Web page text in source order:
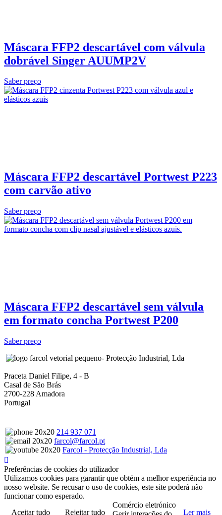
Máscara FFP2 descartável com válvula
dobrável Singer AUUMP2V
Saber preço
Máscara FFP2 descartável Portwest P223
com carvão ativo
Saber preço
Máscara FFP2 descartável sem válvula
em formato concha Portwest P200
Saber preço
- Protecção Industrial, Lda
Praceta Daniel Filipe, 4 - B
Casal de São Brás
2700-228 Amadora
Portugal
214 937 071
farcol@farcol.pt
Farcol - Protecção Industrial, Lda
Preferências de cookies do utilizador
Utilizamos cookies para garantir que obtém a melhor experiência no
nosso website. Se recusar o uso de cookies, este site poderá não
funcionar como esperado.
Aceitar tudo
Rejeitar tudo Ler mais
Comércio eletrónico